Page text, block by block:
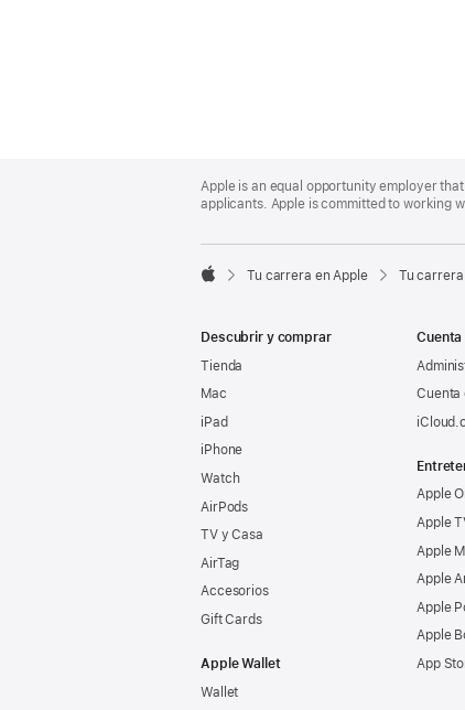
Footer
Apple is an equal opportunity employer
applicants. Apple is committed to working

Tu carrera en Apple Tu
Descubrir y comprar
Tienda
Mac
iPad
iPhone
Watch
AirPods
TV y Casa
AirTag
Accesorios
Gift Cards
Apple Wallet
Wallet
Cuenta
Cuenta
Apple
Apple
Apple
Apple
Apple
Apple
App